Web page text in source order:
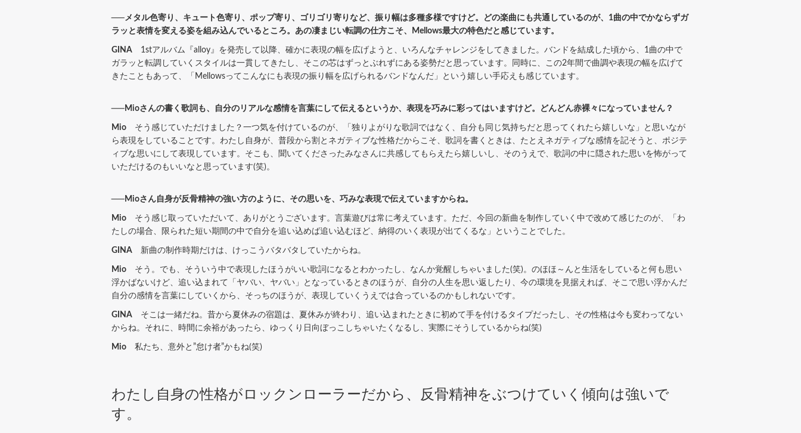
──メタル色寄り、キュート色寄り、ポップ寄り、ゴリゴリ寄りなど、振り幅は多種多様ですけど。どの楽曲にも共通しているのが、1曲の中でかならずガ
ラッと表情を変える姿を組み込んでいるところ。あの凄まじい転調の仕方こそ、Mellows最大の特色だと感じています。
GINA 1stアルバム『alloy』を発売して以降、確かに表現の幅を広げようと、いろんなチャレンジをしてきました。バンドを結成した頃から、1曲の中で
ガラッと転調していくスタイルは一貫してきたし、そこの芯はずっとぶれずにある姿勢だと思っています。同時に、この2年間で曲調や表現の幅を広げて
きたこともあって、「Mellowsってこんなにも表現の振り幅を広げられるバンドなんだ」という嬉しい手応えも感じています。
──Mioさんの書く歌詞も、自分のリアルな感情を言葉にして伝えるというか、表現を巧みに彩ってはいますけど。どんどん赤裸々になっていません？
Mio そう感じていただけました？一つ気を付けているのが、「独りよがりな歌詞ではなく、自分も同じ気持ちだと思ってくれたら嬉しいな」と思いなが
ら表現をしていることです。わたし自身が、普段から割とネガティブな性格だからこそ、歌詞を書くときは、たとえネガティブな感情を記そうと、ポジテ
ィブな思いにして表現しています。そこも、聞いてくださったみなさんに共感してもらえたら嬉しいし、そのうえで、歌詞の中に隠された思いを怖がって
いただけるのもいいなと思っています(笑)。
──Mioさん自身が反骨精神の強い方のように、その思いを、巧みな表現で伝えていますからね。
Mio そう感じ取っていただいて、ありがとうございます。言葉遊びは常に考えています。ただ、今回の新曲を制作していく中で改めて感じたのが、「わ
たしの場合、限られた短い期間の中で自分を追い込めば追い込むほど、納得のいく表現が出てくるな」ということでした。
GINA 新曲の制作時期だけは、けっこうバタバタしていたからね。
Mio そう。でも、そういう中で表現したほうがいい歌詞になるとわかったし、なんか覚醒しちゃいました(笑)。のほほ～んと生活をしていると何も思い
浮かばないけど、追い込まれて「ヤバい、ヤバい」となっているときのほうが、自分の人生を思い返したり、今の環境を見据えれば、そこで思い浮かんだ
自分の感情を言葉にしていくから、そっちのほうが、表現していくうえでは合っているのかもしれないです。
GINA そこは一緒だね。昔から夏休みの宿題は、夏休みが終わり、追い込まれたときに初めて手を付けるタイプだったし、その性格は今も変わってない
からね。それに、時間に余裕があったら、ゆっくり日向ぼっこしちゃいたくなるし、実際にそうしているからね(笑)
Mio 私たち、意外と”怠け者”かもね(笑)
わたし自身の性格がロックンローラーだから、反骨精神をぶつけていく傾向は強いで
す。